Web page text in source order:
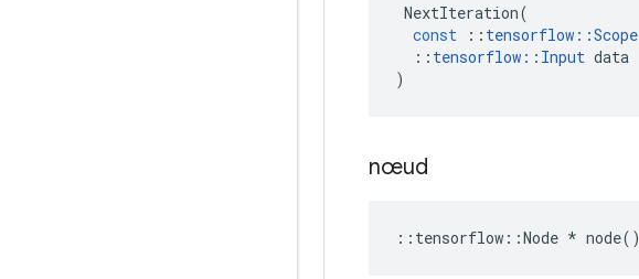
NextIteration(
const
:: tensorflow ::Scope
:: tensorflow :: Input data
)
nœud
:: tensorflow ::Node * node()